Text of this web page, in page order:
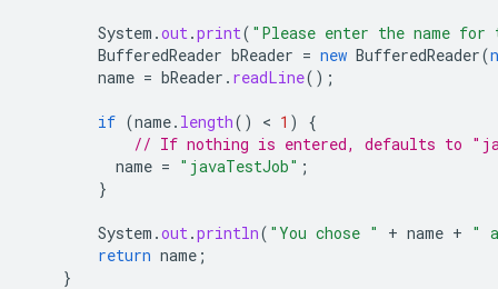
System .out.print( "Please enter the name
BufferedReader bReader = new BufferedReader(
name = bReader . readLine();
if (name. length() < 1 )
{
// If nothing is entered, defaults to
name = "javaTestJob" ;
}
System .out.println( "You chose " + name + "
return name ;
}